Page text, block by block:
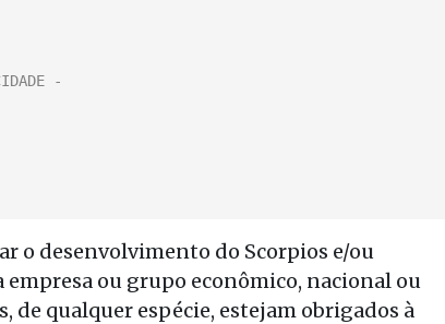
o desenvolvimento do Scorpios e/ou
ou grupo econômico, nacional ou
de qualquer espécie, estejam obrigados à